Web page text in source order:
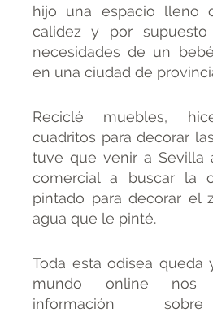
hijo una espacio lleno
calidez y por
necesidades de un
en una ciudad de
Reciclé muebles,
cuadritos para decorar
tuve que venir a Sevilla
comercial a buscar la
pintado para decorar el
agua que le pinté.
Toda esta odisea queda
mundo online nos
información